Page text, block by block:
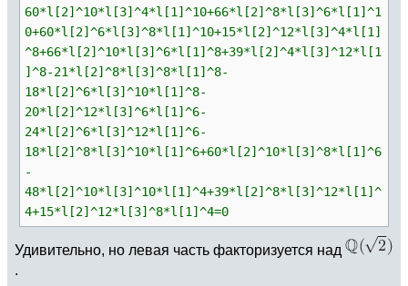
60*l[2]^10*l[3]^4*l[1]^10+66*l[2]^8*l[3]^6*l[1]^1
0+60*l[2]^6*l[3]^8*l[1]^10+15*l[2]^12*l[3]^4*l[1]
^8+66*l[2]^10*l[3]^6*l[1]^8+39*l[2]^4*l[3]^12*l[1
]^8-21*l[2]^8*l[3]^8*l[1]^8-
18*l[2]^6*l[3]^10*l[1]^8-
20*l[2]^12*l[3]^6*l[1]^6-
24*l[2]^6*l[3]^12*l[1]^6-
18*l[2]^8*l[3]^10*l[1]^6+60*l[2]^10*l[3]^8*l[1]^6
-
48*l[2]^10*l[3]^10*l[1]^4+39*l[2]^8*l[3]^12*l[1]^
4+15*l[2]^12*l[3]^8*l[1]^4=0
Удивительно, но левая часть факторизуется над
.